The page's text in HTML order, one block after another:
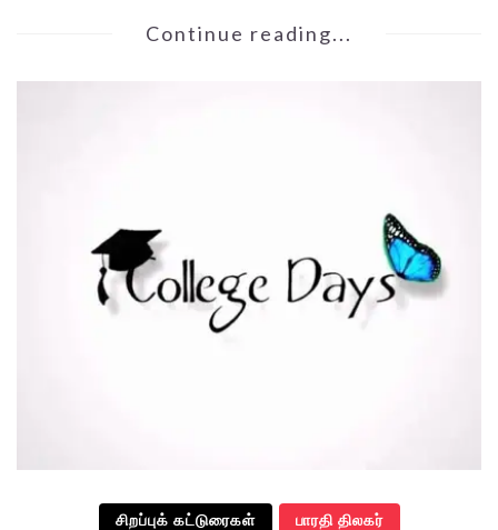
Continue reading...
சிறப்புக் கட்டுரைகள் பாரதி திலகர்